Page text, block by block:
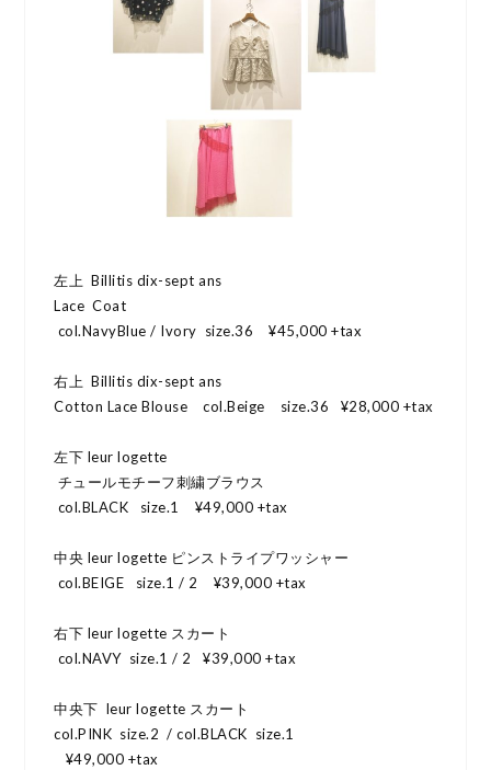
左上 Billitis dix-sept ans
Lace Coat
col.NavyBlue / Ivory size.36 ¥45,000 +tax
右上 Billitis dix-sept ans
Cotton Lace Blouse col.Beige size.36 ¥28,000 +tax
左下 leur logette
チュールモチーフ刺繍ブラウス
col.BLACK size.1 ¥49,000 +tax
中央 leur logette ピンストライプワッシャー
col.BEIGE size.1 / 2 ¥39,000 +tax
右下 leur logette スカート
col.NAVY size.1 / 2 ¥39,000 +tax
中央下 leur logette スカート
col.PINK size.2 / col.BLACK size.1
¥49,000 +tax